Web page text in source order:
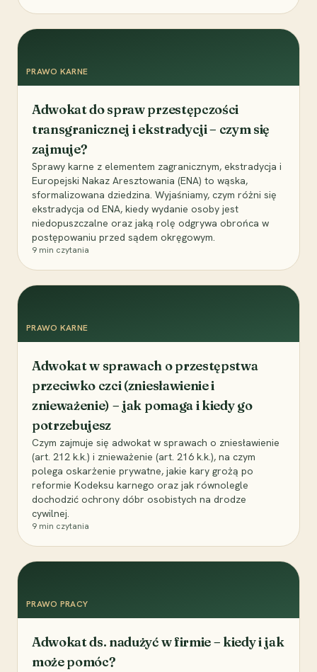
PRAWO KARNE
Adwokat do spraw przestępczości
transgranicznej i ekstradycji – czym się
zajmuje?
Sprawy karne z elementem zagranicznym, ekstradycja i
Europejski Nakaz Aresztowania (ENA) to wąska,
sformalizowana dziedzina. Wyjaśniamy, czym różni się
ekstradycja od ENA, kiedy wydanie osoby jest
niedopuszczalne oraz jaką rolę odgrywa obrońca w
postępowaniu przed sądem okręgowym.
9 min czytania
PRAWO KARNE
Adwokat w sprawach o przestępstwa
przeciwko czci (zniesławienie i
znieważenie) – jak pomaga i kiedy go
potrzebujesz
Czym zajmuje się adwokat w sprawach o zniesławienie
(art. 212 k.k.) i znieważenie (art. 216 k.k.), na czym
polega oskarżenie prywatne, jakie kary grożą po
reformie Kodeksu karnego oraz jak równolegle
dochodzić ochrony dóbr osobistych na drodze
cywilnej.
9 min czytania
PRAWO PRACY
Adwokat ds. nadużyć w firmie – kiedy i jak
może pomóc?